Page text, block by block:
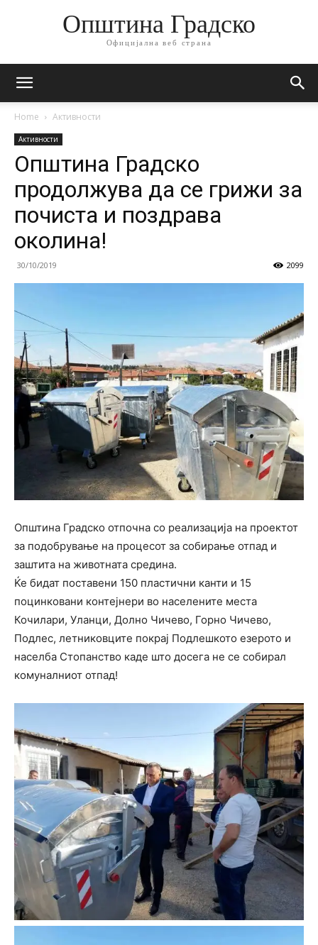
Општина Градско
Официјална веб страна
Home Активности
Активности
Општина Градско
продолжува да се грижи за
почиста и поздрава
околина!
30/10/2019 2099
Општина Градско отпочна со реализација на проектот
за подобрување на процесот за собирање отпад и
заштита на животната средина.
Ќе бидат поставени 150 пластични канти и 15
поцинковани контејнери во населените места
Кочилари, Уланци, Долно Чичево, Горно Чичево,
Подлес, летниковците покрај Подлешкото езерото и
населба Стопанство каде што досега не се собирал
комуналниот отпад!